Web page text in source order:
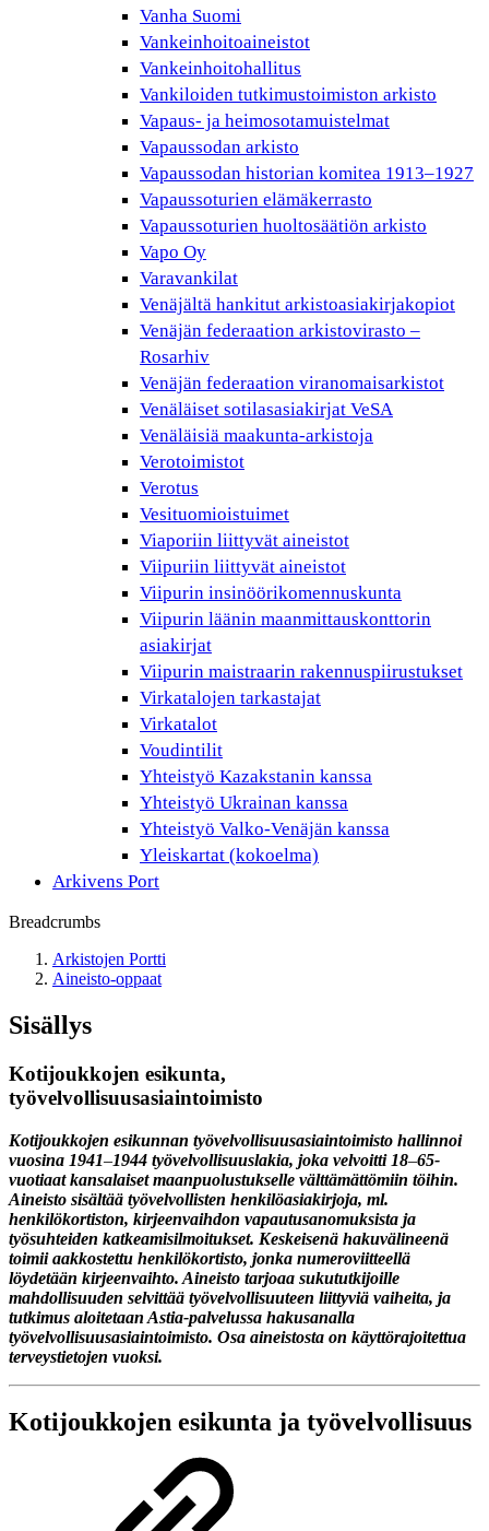
Vanha Suomi
Vankeinhoitoaineistot
Vankeinhoitohallitus
Vankiloiden tutkimustoimiston arkisto
Vapaus- ja heimosotamuistelmat
Vapaussodan arkisto
Vapaussodan historian komitea 1913–1927
Vapaussoturien elämäkerrasto
Vapaussoturien huoltosäätiön arkisto
Vapo Oy
Varavankilat
Venäjältä hankitut arkistoasiakirjakopiot
Venäjän federaation arkistovirasto –
Rosarhiv
Venäjän federaation viranomaisarkistot
Venäläiset sotilasasiakirjat VeSA
Venäläisiä maakunta-arkistoja
Verotoimistot
Verotus
Vesituomioistuimet
Viaporiin liittyvät aineistot
Viipuriin liittyvät aineistot
Viipurin insinöörikomennuskunta
Viipurin läänin maanmittauskonttorin
asiakirjat
Viipurin maistraarin rakennuspiirustukset
Virkatalojen tarkastajat
Virkatalot
Voudintilit
Yhteistyö Kazakstanin kanssa
Yhteistyö Ukrainan kanssa
Yhteistyö Valko-Venäjän kanssa
Yleiskartat (kokoelma)
Arkivens Port
Breadcrumbs
Arkistojen Portti
Aineisto-oppaat
Sisällys
Kotijoukkojen esikunta,
työvelvollisuusasiaintoimisto
Kotijoukkojen esikunnan työvelvollisuusasiaintoimisto hallinnoi
vuosina 1941–1944 työvelvollisuuslakia, joka velvoitti 18–65-
vuotiaat kansalaiset maanpuolustukselle välttämättömiin töihin.
Aineisto sisältää työvelvollisten henkilöasiakirjoja, ml.
henkilökortiston, kirjeenvaihdon vapautusanomuksista ja
työsuhteiden katkeamisilmoitukset. Keskeisenä hakuvälineenä
toimii aakkostettu henkilökortisto, jonka numeroviitteellä
löydetään kirjeenvaihto. Aineisto tarjoaa sukututkijoille
mahdollisuuden selvittää työvelvollisuuteen liittyviä vaiheita, ja
tutkimus aloitetaan Astia-palvelussa hakusanalla
työvelvollisuusasiaintoimisto. Osa aineistosta on käyttörajoitettua
terveystietojen vuoksi.
Kotijoukkojen esikunta ja työvelvollisuus